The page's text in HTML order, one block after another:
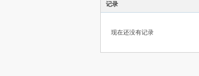
记录
现在还没有记录